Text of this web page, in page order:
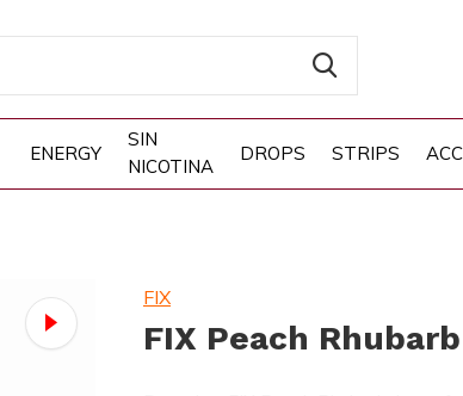
ENERGY
SIN
NICOTINA
DROPS STRIPS
FIX
FIX Peach Rhubarb